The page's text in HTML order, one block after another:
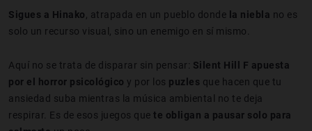
Sigues a Hinako, atrapada en un pueblo donde la niebla no es
solo un recurso visual, sino un enemigo en sí mismo.
Aquí no se trata de disparar sin pensar: Silent Hill F apuesta
por el horror psicológico y por los puzles que hacen que tu
ansiedad suba mientras la música ambiental no te deja
respirar. Es de esos juegos que te obligan a pausar solo para